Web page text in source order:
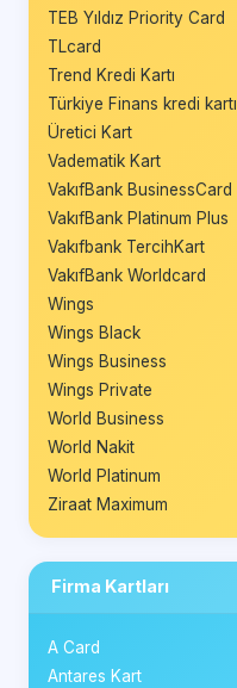
TEB Yıldız Priority Card
TLcard
Trend Kredi Kartı
Türkiye Finans kredi kartı
Üretici Kart
Vadematik Kart
VakıfBank BusinessCard
VakıfBank Platinum Plus
Vakıfbank TercihKart
VakıfBank Worldcard
Wings
Wings Black
Wings Business
Wings Private
World Business
World Nakit
World Platinum
Ziraat Maximum
Firma Kartları
A Card
Antares Kart